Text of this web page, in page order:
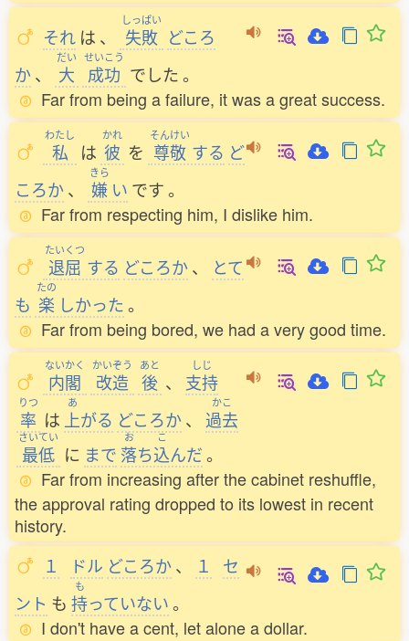
それ は 、
しっぱい
失敗 どころ
か 、
だい
大
せいこう
成功 でした。
Far from being a failure, it was a great success.
わたし
私 は
かれ
彼 を
そんけい
尊敬 する ど
ころか 、
きら
嫌 い です。
Far from respecting him, I dislike him.
たいくつ
退屈 する どころか 、
とて
も
たの
楽 しかった。
Far from being bored, we had a very good time.
ないかく
内閣
かいぞう
改造
あと
後 、
しじ
支持
りつ
率 は
あ
上がる どころか 、
かこ
過去
さいてい
最低 に まで
お
落ち
こ
込んだ。
Far from increasing after the cabinet reshuffle,
the approval rating dropped to its lowest in recent
history.
１
ドル どころか 、 １
セ
ント も
も
持っていない。
I don't have a cent, let alone a dollar.